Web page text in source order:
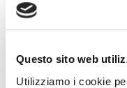
Questo sito web
Utilizziamo i cookie